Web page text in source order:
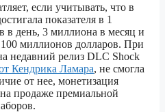
если учитывать, что в
показателя в 1
в день, 3 миллиона в месяц и
миллионов долларов. При
недавний релиз DLC Shock
Кендрика Ламара, не смогла
от нее, монетизация
продаже премиальной